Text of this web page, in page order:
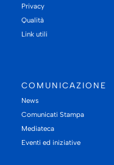
Privacy
Qualità
Link utili
COMUNICAZIONE
News
Comunicati Stampa
Mediateca
Eventi ed iniziative